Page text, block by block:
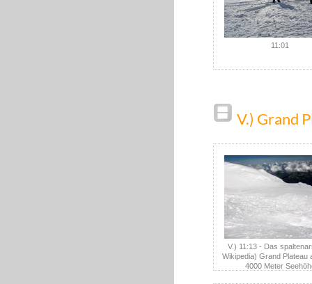
11:01
V.) Grand
V.) 11:13 - Das
Wikipedia) Grand Plateau
4000 Meter